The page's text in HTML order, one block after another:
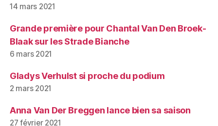
14 mars 2021
Grande première pour Chantal Van Den Broek-
Blaak sur les Strade Bianche
6 mars 2021
Gladys Verhulst si proche du podium
2 mars 2021
Anna Van Der Breggen lance bien sa saison
27 février 2021